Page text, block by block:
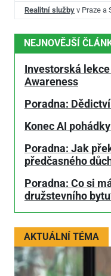
Realitní služby v Praze a
NEJNOVĚJŠÍ
Investorská
Awareness
Poradna:
Konec AI
Poradna: Jak
předčasného
Poradna: Co si
družstevního
AKTUÁLNÍ TÉMA